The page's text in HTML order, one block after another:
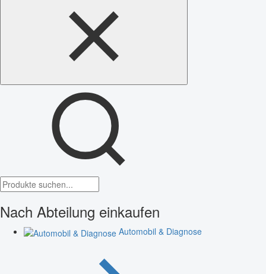
Nach Abteilung einkaufen
Automobil & Diagnose